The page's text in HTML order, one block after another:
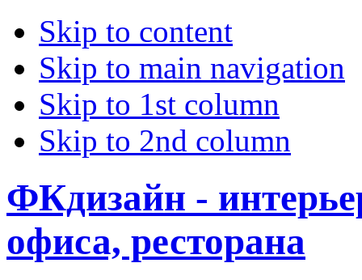
Skip to content
Skip to main navigation
Skip to 1st column
Skip to 2nd column
ФКдизайн -
офиса, ресторана